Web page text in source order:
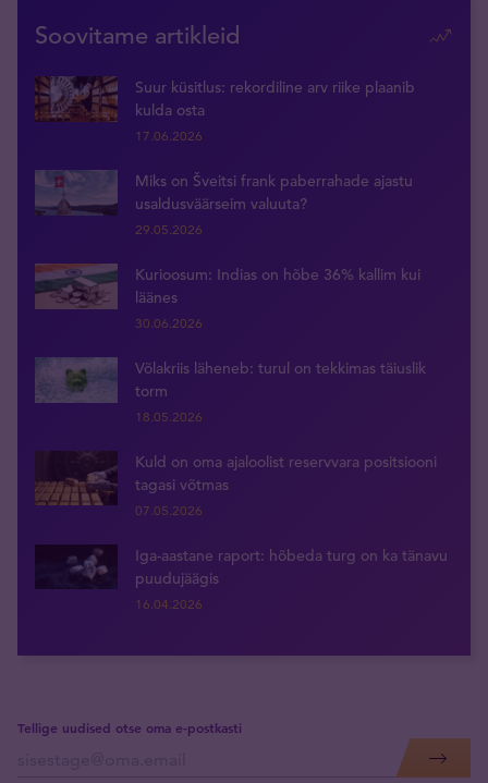
Soovitame artikleid
Suur küsitlus: rekordiline arv riike plaanib
kulda osta
17.06.2026
Miks on Šveitsi frank paberrahade ajastu
usaldusväärseim valuuta?
29.05.2026
Kurioosum: Indias on hõbe 36% kallim kui
läänes
30.06.2026
Võlakriis läheneb: turul on tekkimas täiuslik
torm
18.05.2026
Kuld on oma ajaloolist reservvara positsiooni
tagasi võtmas
07.05.2026
Iga-aastane raport: hõbeda turg on ka tänavu
puudujäägis
16.04.2026
Tellige uudised otse oma e-postkasti